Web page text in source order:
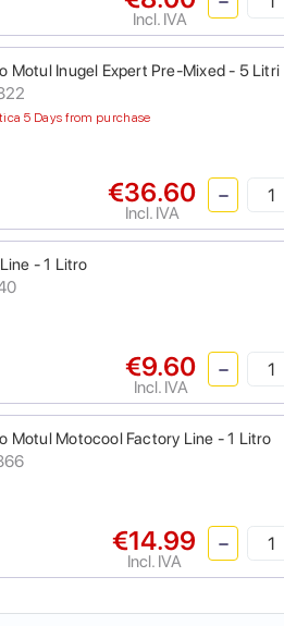
Incl. IVA
Motul Inugel Expert Pre-Mixed - 5 Litri
5 Days from purchase
€36.60
Incl. IVA
- 1 Litro
€9.60
Incl. IVA
Motul Motocool Factory Line - 1 Litro
€14.99
Incl. IVA